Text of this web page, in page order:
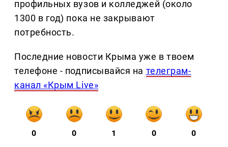
профильных вузов и колледжей (около
1300 в год) пока не закрывают
потребность.
Последние новости Крыма уже в твоем
телефоне - подписывайся на телеграм-
канал «Крым Live»
0 0 1 0 0